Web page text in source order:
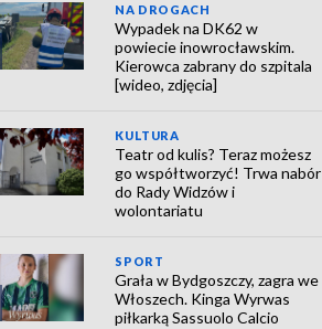
NA DROGACH
Wypadek na DK62 w
powiecie inowrocławskim.
Kierowca zabrany do szpitala
[wideo, zdjęcia]
KULTURA
Teatr od kulis? Teraz możesz
go współtworzyć! Trwa nabór
do Rady Widzów i
wolontariatu
SPORT
Grała w Bydgoszczy, zagra we
Włoszech. Kinga Wyrwas
piłkarką Sassuolo Calcio